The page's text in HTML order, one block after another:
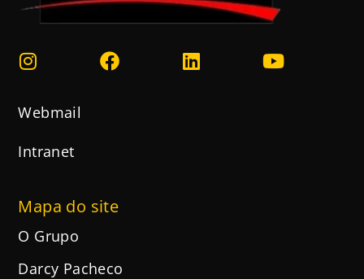
Webmail
Intranet
Mapa do site
O Grupo
Darcy Pacheco